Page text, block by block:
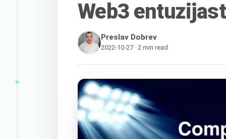
Web3
Preslav Dobrev
2022-10-27 · 2 min read